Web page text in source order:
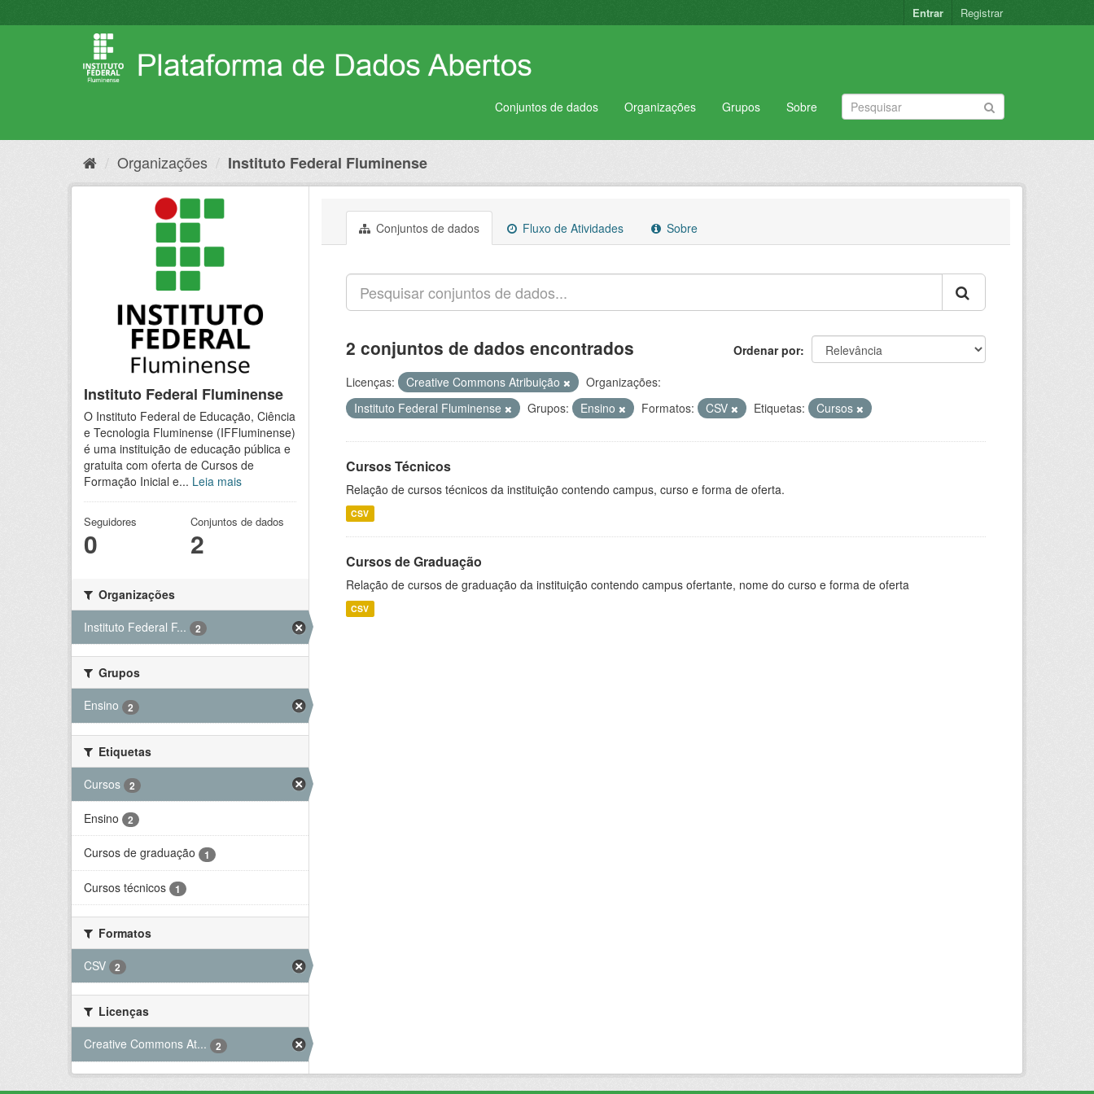
para
Entrar Registrar
Conjuntos de dados Organizações Grupos Sobre
Organizações Instituto Federal Fluminense
Instituto Federal Fluminense
O Instituto Federal de Educação, Ciência
e Tecnologia Fluminense (IFFluminense)
é uma instituição de educação pública e
gratuita com oferta de Cursos de
Formação Inicial e... Leia mais
Seguidores
0
Conjuntos de dados
2
Organizações
Instituto Federal F...
2
Grupos
Ensino
2
Etiquetas
Cursos
2
Ensino 2
Cursos de graduação 1
Cursos técnicos 1
Formatos
CSV
2
Licenças
Creative Commons At...
2
Conjuntos de dados Fluxo de Atividades Sobre
Ordenar por
2 conjuntos de dados encontrados
Licenças: Creative Commons Atribuição
Organizações:
Instituto Federal Fluminense
Grupos: Ensino Formatos: CSV Etiquetas: Cursos
Cursos Técnicos
Relação de cursos técnicos da instituição contendo campus, curso e forma de oferta.
CSV
Cursos de Graduação
Relação de cursos de graduação da instituição contendo campus ofertante, nome do curso e forma de oferta
CSV